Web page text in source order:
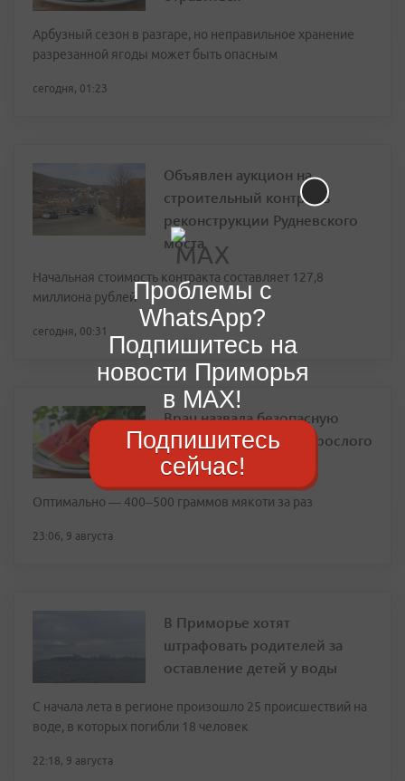
Арбузный сезон в разгаре, но неправильное хранение
разрезанной ягоды может быть опасным
сегодня, 01:23
Объявлен аукцион на
строительный контроль
реконструкции Рудневского
моста
Начальная стоимость контракта составляет 127,8
миллиона рублей
сегодня, 00:31
Врач назвала безопасную
порцию арбуза для взрослого
человека
Оптимально — 400–500 граммов мякоти за раз
23:06, 9 августа
В Приморье хотят
штрафовать родителей за
оставление детей у воды
С начала лета в регионе произошло 25 происшествий на
воде, в которых погибли 18 человек
22:18, 9 августа
Проблемы с
WhatsApp?
Подпишитесь на
новости Приморья
в MAX!
Подпишитесь
сейчас!